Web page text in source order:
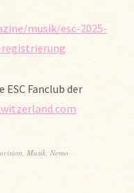
musik/esc-2025-
Fanclub der
Musik, Nemo